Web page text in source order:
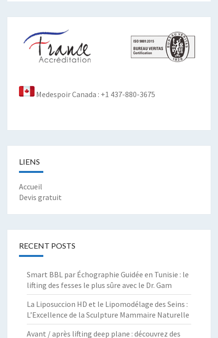
Medespoir Canada : +1 437-880-3675
LIENS
Accueil
Devis gratuit
RECENT POSTS
Smart BBL par Échographie Guidée en Tunisie : le
lifting des fesses le plus sûre avec le Dr. Gam
La Liposuccion HD et le Lipomodélage des Seins :
L’Excellence de la Sculpture Mammaire Naturelle
Avant / après lifting deep plane : découvrez des